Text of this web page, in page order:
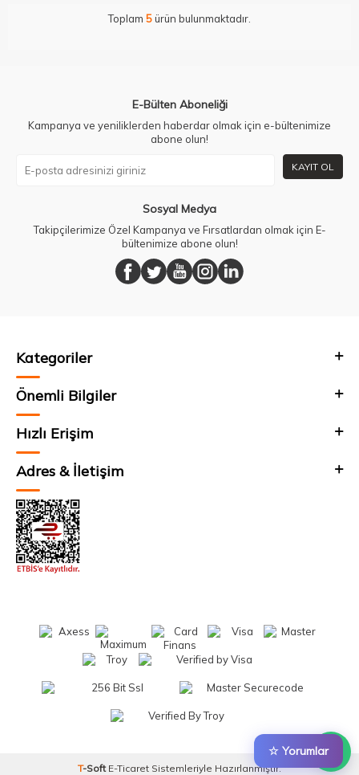
☆ Yorumlar
Toplam 5ürün bulunmaktadır.
E-Bülten Aboneliği
Kampanya ve yeniliklerden haberdar olmak için e-bültenimize
abone olun!
KAYIT OL
Sosyal Medya
Takipçilerimize Özel Kampanya ve Fırsatlardan olmak için E-
bültenimize abone olun!
Kategoriler
Önemli Bilgiler
Hızlı Erişim
Adres & İletişim
T-Soft E-Ticaret Sistemleriyle Hazırlanmıştır.